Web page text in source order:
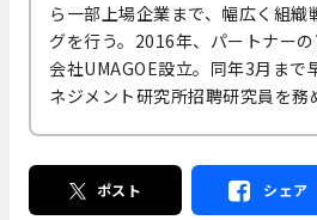
ら一部上場企業まで、幅広く組織
グを行う。2016年、パートナー
会社UMAGOE設立。同年3月まで
ネジメント研究所招聘研究員を務
ポスト シェア